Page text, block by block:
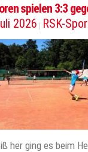
spielen 3:3
2026 | RSK-
her ging es beim